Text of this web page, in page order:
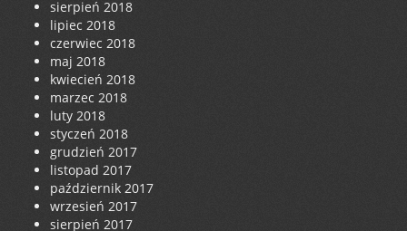
sierpień 2018
lipiec 2018
czerwiec 2018
maj 2018
kwiecień 2018
marzec 2018
luty 2018
styczeń 2018
grudzień 2017
listopad 2017
październik 2017
wrzesień 2017
sierpień 2017